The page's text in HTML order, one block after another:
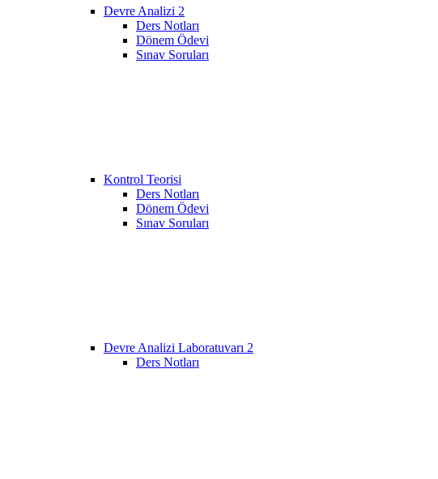
Devre Analizi 2
Ders Notları
Dönem Ödevi
Sınav Soruları
Kontrol Teorisi
Ders Notları
Dönem Ödevi
Sınav Soruları
Devre Analizi Laboratuvarı 2
Ders Notları